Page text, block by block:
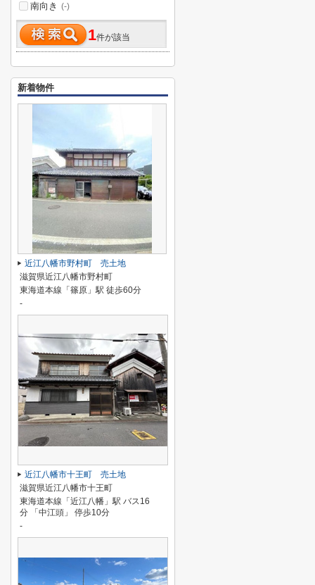
南向き (-)
1件が該当
新着物件
近江八幡市野村町 売土地
滋賀県近江八幡市野村町
東海道本線「篠原」駅 徒歩60分
-
近江八幡市十王町 売土地
滋賀県近江八幡市十王町
東海道本線「近江八幡」駅 バス16
分 「中江頭」 停歩10分
-